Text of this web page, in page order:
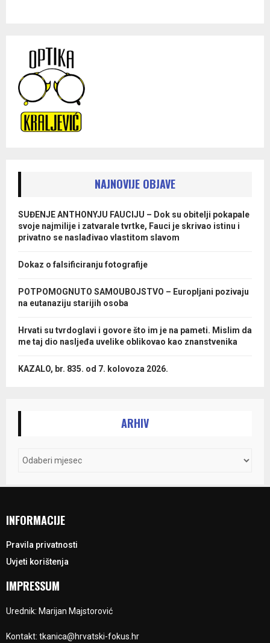
NAJNOVIJE OBJAVE
SUĐENJE ANTHONYJU FAUCIJU – Dok su obitelji pokapale
svoje najmilije i zatvarale tvrtke, Fauci je skrivao istinu i
privatno se naslađivao vlastitom slavom
Dokaz o falsificiranju fotografije
POTPOMOGNUTO SAMOUBOJSTVO – Europljani pozivaju
na eutanaziju starijih osoba
Hrvati su tvrdoglavi i govore što im je na pameti. Mislim da
me taj dio nasljeđa uvelike oblikovao kao znanstvenika
KAZALO, br. 835. od 7. kolovoza 2026.
ARHIV
INFORMACIJE
Pravila privatnosti
Uvjeti korištenja
IMPRESSUM
Urednik: Marijan Majstorović
Kontakt: tkanica@hrvatski-fokus.hr